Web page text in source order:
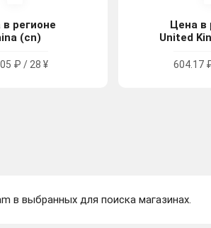
регионе
(cn)
₽ / 28 ¥
Цена в
United
604.17
в выбранных для поиска магазинах.